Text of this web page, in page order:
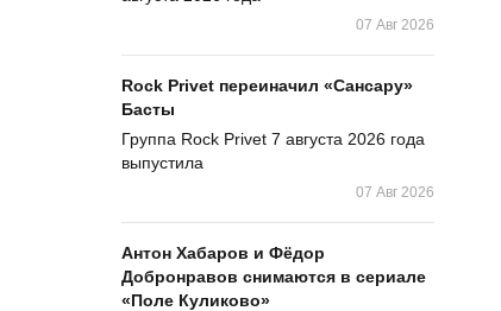
07 Авг 2026
Rock Privet переиначил «Сансару»
Басты
Группа Rock Privet 7 августа 2026 года
выпустила
07 Авг 2026
Антон Хабаров и Фёдор
Добронравов снимаются в сериале
«Поле Куликово»